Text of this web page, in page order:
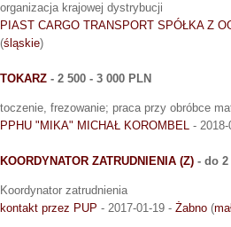
organizacja krajowej dystrybucji
PIAST CARGO TRANSPORT SPÓŁKA Z
(śląskie)
TOKARZ - 2 500 - 3 000 PLN
toczenie, frezowanie; praca przy obróbce
PPHU "MIKA" MICHAŁ KOROMBEL - 2018-
KOORDYNATOR ZATRUDNIENIA (Z) - do 2
Koordynator zatrudnienia
kontakt przez PUP - 2017-01-19 - Żabno (